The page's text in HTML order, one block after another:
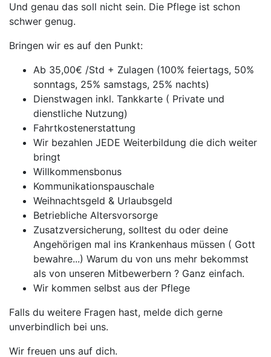
Und genau das soll nicht sein. Die Pflege ist schon
schwer genug.
Bringen wir es auf den Punkt:
Ab 35,00€ /Std + Zulagen (100% feiertags, 50%
sonntags, 25% samstags, 25% nachts)
Dienstwagen inkl. Tankkarte ( Private und
dienstliche Nutzung)
Fahrtkostenerstattung
Wir bezahlen JEDE Weiterbildung die dich weiter
bringt
Willkommensbonus
Kommunikationspauschale
Weihnachtsgeld & Urlaubsgeld
Betriebliche Altersvorsorge
Zusatzversicherung, solltest du oder deine
Angehörigen mal ins Krankenhaus müssen ( Gott
bewahre...) Warum du von uns mehr bekommst
als von unseren Mitbewerbern ? Ganz einfach.
Wir kommen selbst aus der Pflege
Falls du weitere Fragen hast, melde dich gerne
unverbindlich bei uns.
Wir freuen uns auf dich.